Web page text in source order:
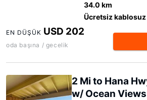
34.0 km
Ücretsiz
EN DÜŞÜK USD 202
oda başına / gecelik
2 Mi to Hana
w/ Ocean